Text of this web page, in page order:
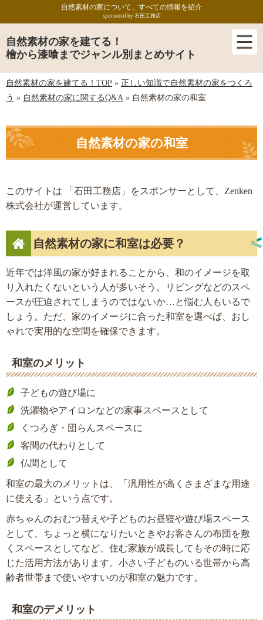
自然素材の家を建てる！
檜から漆喰までジャンル別まとめサイト
自然素材の家について、すべての情報を紹介
sponsored by 石田工務店
自然素材の家を建てる！TOP » 正しい知識で自然素材の家をつくろ
う » 自然素材の家に関するQ&A » 自然素材の家の和室
自然素材の家の和室
このサイトは 「石田工務店」をスポンサーとして、Zenken
株式会社が運営しています。
自然素材の家に和室は必要？
近年では洋風の家が好まれることから、和のイメージを取
り入れたくないという人が多いそう。リビングなどのスペ
ースが圧迫されてしまうのではないか…と悩む人もいるで
しょう。ただ、家のイメージに合った和室を選べば、おし
ゃれで実用的な空間を確保できます。
和室のメリット
子どもの遊び場に
洗濯物やアイロンなどの家事スペースとして
くつろぎ・団らんスペースに
客間の代わりとして
仏間として
和室の最大のメリットは、「汎用性が高くさまざまな用途
に使える」という点です。
赤ちゃんのおむつ替えや子どものお昼寝や遊び場スペース
として、ちょっと横になりたいときやお客さんの布団を敷
くスペースとしてなど、住む家族が成長してもその時に応
じた活用方法があります。小さい子どものいる世帯から高
齢者世帯まで使いやすいのが和室の魅力です。
和室のデメリット